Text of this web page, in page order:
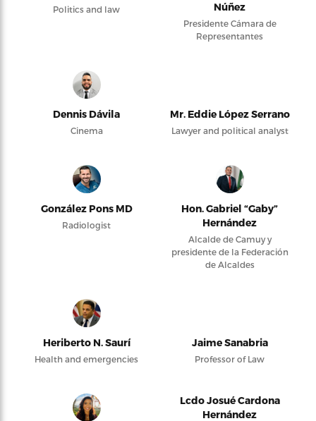
Politics and law
Núñez
Presidente Cámara de
Representantes
Dennis Dávila
Cinema
Mr. Eddie López Serrano
Lawyer and political analyst
González Pons MD
Radiologist
Hon. Gabriel “Gaby”
Hernández
Alcalde de Camuy y
presidente de la Federación
de Alcaldes
Heriberto N. Saurí
Health and emergencies
Jaime Sanabria
Professor of Law
Lcdo Josué Cardona
Hernández